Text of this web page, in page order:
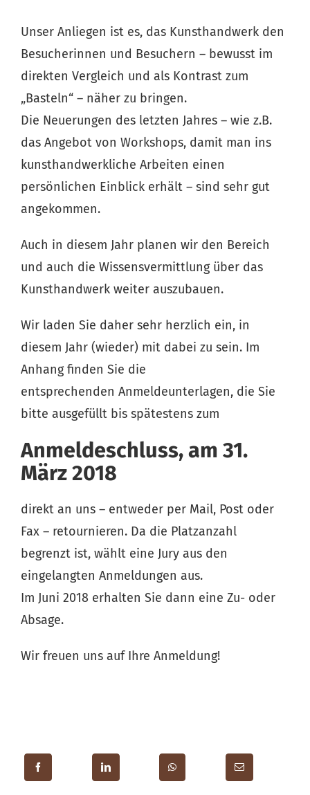
Unser Anliegen ist es, das Kunsthandwerk den
Besucherinnen und Besuchern – bewusst im
direkten Vergleich und als Kontrast zum
„Basteln“ – näher zu bringen.
Die Neuerungen des letzten Jahres – wie z.B.
das Angebot von Workshops, damit man ins
kunsthandwerkliche Arbeiten einen
persönlichen Einblick erhält – sind sehr gut
angekommen.
Auch in diesem Jahr planen wir den Bereich
und auch die Wissensvermittlung über das
Kunsthandwerk weiter auszubauen.
Wir laden Sie daher sehr herzlich ein, in
diesem Jahr (wieder) mit dabei zu sein. Im
Anhang finden Sie die
entsprechenden Anmeldeunterlagen, die Sie
bitte ausgefüllt bis spätestens zum
Anmeldeschluss, am 31.
März 2018
direkt an uns – entweder per Mail, Post oder
Fax – retournieren. Da die Platzanzahl
begrenzt ist, wählt eine Jury aus den
eingelangten Anmeldungen aus.
Im Juni 2018 erhalten Sie dann eine Zu- oder
Absage.
Wir freuen uns auf Ihre Anmeldung!